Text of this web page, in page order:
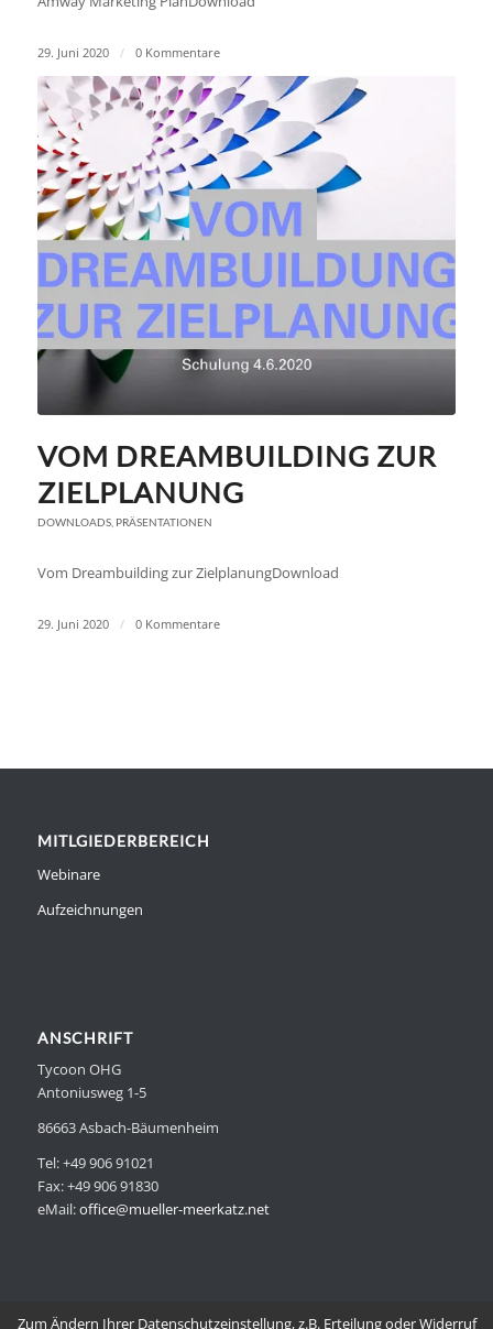
29. Juni 2020 / 0 Kommentare
VOM DREAMBUILDING ZUR
ZIELPLANUNG
DOWNLOADS, PRÄSENTATIONEN
Vom Dreambuilding zur ZielplanungDownload
29. Juni 2020 / 0 Kommentare
MITLGIEDERBEREICH
Webinare
Aufzeichnungen
ANSCHRIFT
Tycoon OHG
Antoniusweg 1-5
86663 Asbach-Bäumenheim
Tel: +49 906 91021
Fax: +49 906 91830
eMail:office@mueller-meerkatz.net
Zum Ändern Ihrer Datenschutzeinstellung, z.B. Erteilung oder Widerruf